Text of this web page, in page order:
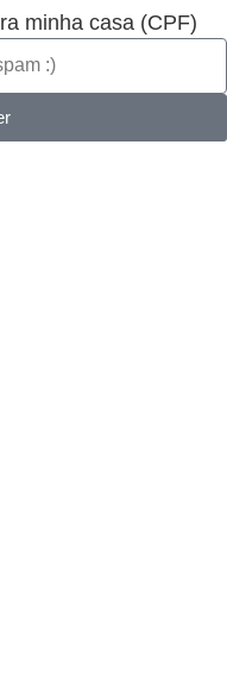
minha casa (CPF)